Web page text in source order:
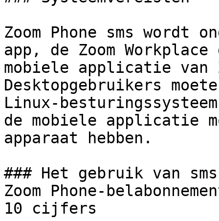
Zoom Phone sms wordt
app, de Zoom
mobiele applicatie van
Desktopgebruikers
Linux-
de mobiele applicatie
apparaat hebben.
### Het gebruik van
Zoom Phone-
10 cijfers